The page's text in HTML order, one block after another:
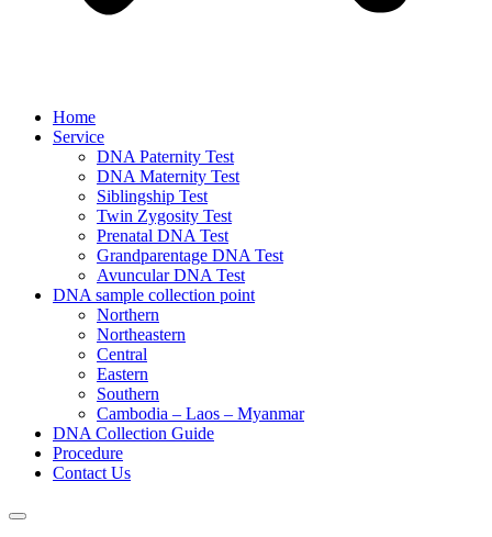
Home
Service
DNA Paternity Test
DNA Maternity Test
Siblingship Test
Twin Zygosity Test
Prenatal DNA Test
Grandparentage DNA Test
Avuncular DNA Test
DNA sample collection point
Northern
Northeastern
Central
Eastern
Southern
Cambodia – Laos – Myanmar
DNA Collection Guide
Procedure
Contact Us